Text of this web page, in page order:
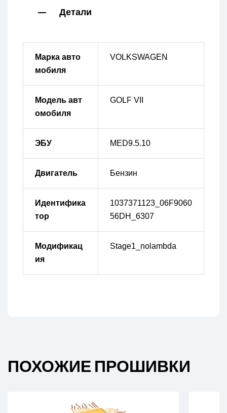
Детали
Марка авто
мобиля
VOLKSWAGEN
Модель авт
омобиля
GOLF VII
ЭБУ MED9.5.10
Двигатель Бензин
Идентифика
тор
1037371123_06F9060
56DH_6307
Модификац
ия
Stage1_nolambda
ПОХОЖИЕ ПРОШИВКИ